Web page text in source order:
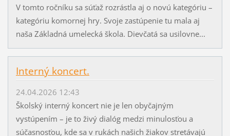
V tomto ročníku sa súťaž rozrástla aj o novú kategóriu –
kategóriu komornej hry. Svoje zastúpenie tu mala aj
naša Základná umelecká škola. Dievčatá sa usilovne...
Interný koncert.
24.04.2026 12:43
Školský interný koncert nie je len obyčajným
vystúpením – je to živý dialóg medzi minulosťou a
súčasnosťou, kde sa v rukách našich žiakov stretávajú